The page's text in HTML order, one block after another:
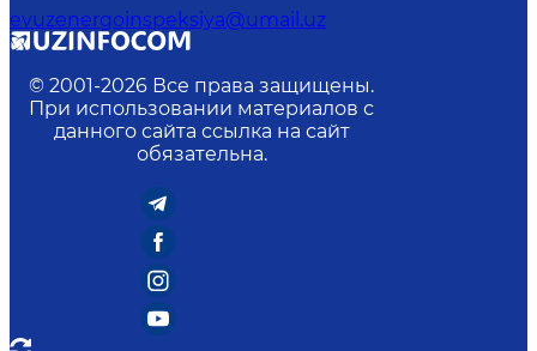
evuzenergoinspeksiya@umail.uz
© 2001-2026 Все права защищены.
При использовании материалов с
данного сайта ссылка на сайт
обязательна.